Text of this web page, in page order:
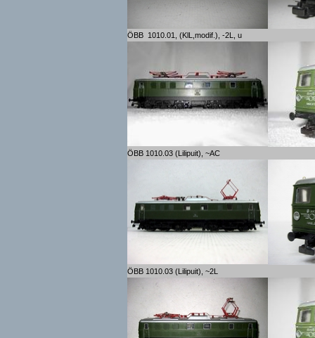
ÖBB 1010.01, (KlL,modif.), -2L, u
ÖBB 1010.03 (Lilipuit), ~AC
ÖBB 1010.03 (Lilipuit), ~2L